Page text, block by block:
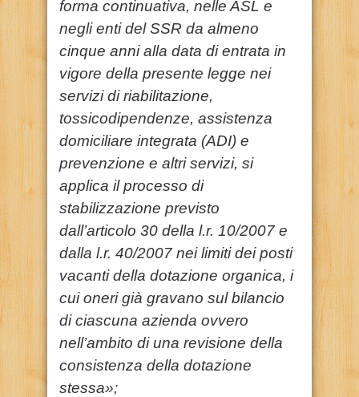
forma continuativa, nelle ASL e
negli enti del SSR da almeno
cinque anni alla data di entrata in
vigore della presente legge nei
servizi di riabilitazione,
tossicodipendenze, assistenza
domiciliare integrata (ADI) e
prevenzione e altri servizi, si
applica il processo di
stabilizzazione previsto
dall’articolo 30 della l.r. 10/2007 e
dalla l.r. 40/2007 nei limiti dei posti
vacanti della dotazione organica, i
cui oneri già gravano sul bilancio
di ciascuna azienda ovvero
nell’ambito di una revisione della
consistenza della dotazione
stessa»;